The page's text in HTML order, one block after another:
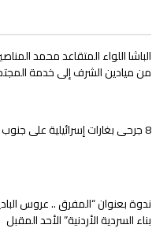
الباشا اللواء المتقاعد محمد
من ميادين الشرف إلى خدمة
8 جرحى بغارات إسرائيلية على جنوب لبنان
ندوة بعنوان “المفرق .. عروس
بناء السردية الأردنية” الأحد المقبل